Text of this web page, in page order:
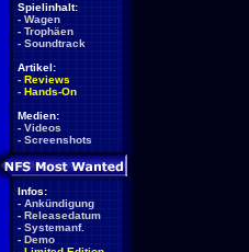
Spielinhalt:
- Wagen
- Trophäen
- Soundtrack
Artikel:
- Reviews
- Hands-On
Medien:
- Videos
- Screenshots
Infos:
- Ankündigung
- Releasedatum
- Systemanf.
- Demo